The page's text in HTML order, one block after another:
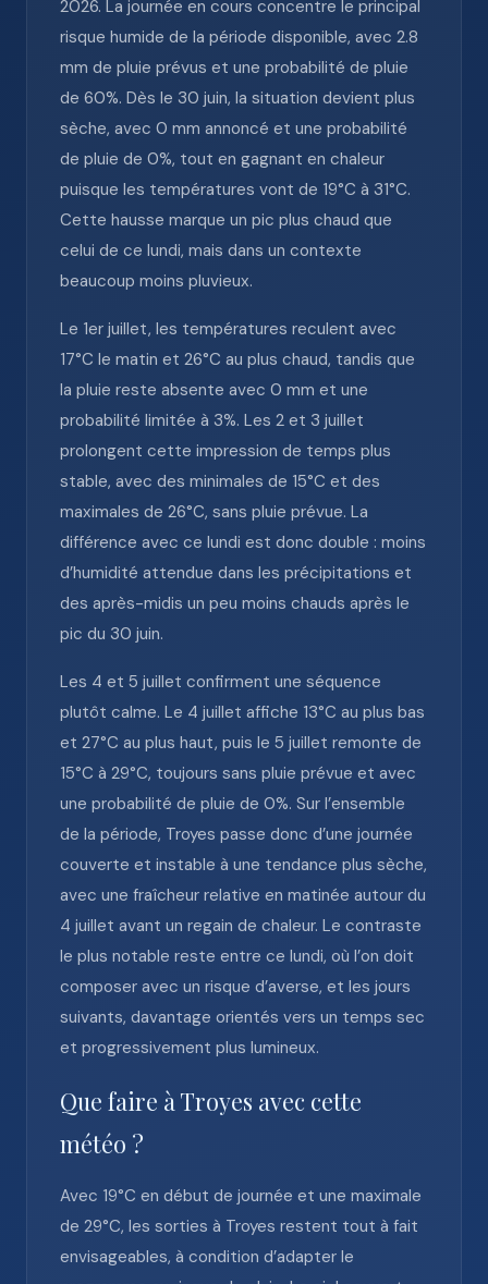
2026. La journée en cours concentre le principal
risque humide de la période disponible, avec 2.8
mm de pluie prévus et une probabilité de pluie
de 60%. Dès le 30 juin, la situation devient plus
sèche, avec 0 mm annoncé et une probabilité
de pluie de 0%, tout en gagnant en chaleur
puisque les températures vont de 19°C à 31°C.
Cette hausse marque un pic plus chaud que
celui de ce lundi, mais dans un contexte
beaucoup moins pluvieux.
Le 1er juillet, les températures reculent avec
17°C le matin et 26°C au plus chaud, tandis que
la pluie reste absente avec 0 mm et une
probabilité limitée à 3%. Les 2 et 3 juillet
prolongent cette impression de temps plus
stable, avec des minimales de 15°C et des
maximales de 26°C, sans pluie prévue. La
différence avec ce lundi est donc double : moins
d’humidité attendue dans les précipitations et
des après-midis un peu moins chauds après le
pic du 30 juin.
Les 4 et 5 juillet confirment une séquence
plutôt calme. Le 4 juillet affiche 13°C au plus bas
et 27°C au plus haut, puis le 5 juillet remonte de
15°C à 29°C, toujours sans pluie prévue et avec
une probabilité de pluie de 0%. Sur l’ensemble
de la période, Troyes passe donc d’une journée
couverte et instable à une tendance plus sèche,
avec une fraîcheur relative en matinée autour du
4 juillet avant un regain de chaleur. Le contraste
le plus notable reste entre ce lundi, où l’on doit
composer avec un risque d’averse, et les jours
suivants, davantage orientés vers un temps sec
et progressivement plus lumineux.
Que faire à Troyes avec cette
météo ?
Avec 19°C en début de journée et une maximale
de 29°C, les sorties à Troyes restent tout à fait
envisageables, à condition d’adapter le